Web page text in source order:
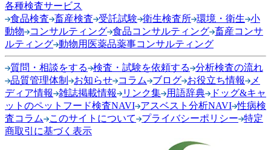
各種検査サービス
食品検査 畜産検査 受託試験 衛生検査所 環境・衛生 小
動物
コンサルティング 食品コンサルティング 畜産コンサ
ルティング 動物用医薬品薬事コンサルティング
質問・相談をする 検査・試験を依頼する
分析検査の流れ
品質管理体制
お知らせ コラム ブログ お役立ち情報
メ
ディア情報
雑誌掲載情報 リンク集 用語辞典
ドッグ&キャ
ットのペットフード検査NAVI アスベスト分析NAVI 性病検
査コラム
このサイトについて プライバシーポリシー 特定
商取引に基づく表示